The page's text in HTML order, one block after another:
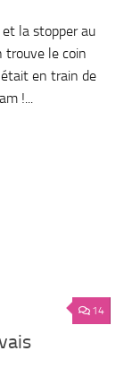
et la stopper au
trouve le coin
était en train de
!...
14